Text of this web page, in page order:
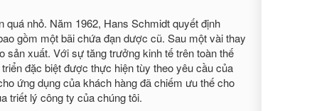
nhỏ. Năm 1962, Hans Schmidt quyết định
gồm một bãi chứa đạn dược cũ. Sau một vài thay
xuất. Với sự tăng trưởng kinh tế trên toàn thế
đặc biệt được thực hiện tùy theo yêu cầu của
ứng dụng của khách hàng đã chiếm ưu thế cho
triết lý công ty của chúng tôi.